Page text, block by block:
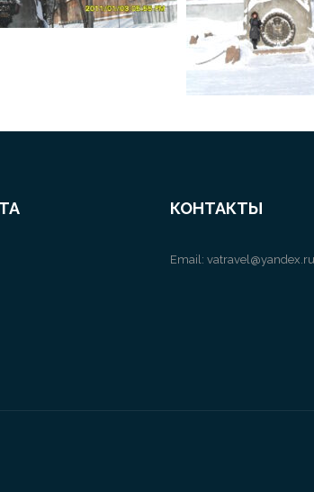
КОНТАКТЫ
Email: vatravel@yandex.ru